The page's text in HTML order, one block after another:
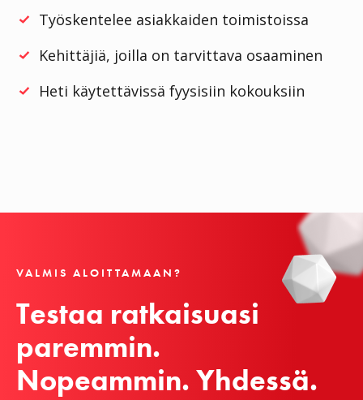
Työskentelee asiakkaiden toimistoissa
Kehittäjiä, joilla on tarvittava osaaminen
Heti käytettävissä fyysisiin kokouksiin
VALMIS ALOITTAMAAN?
Testaa ratkaisuasi
paremmin.
Nopeammin. Yhdessä.